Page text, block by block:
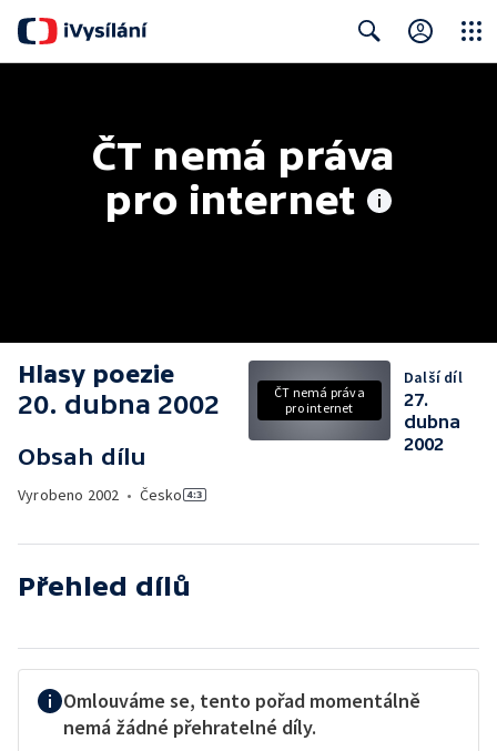
ČT nemá práva
pro internet
Hlasy poezie
20. dubna 2002
Obsah dílu
Vyrobeno 2002 • Česko
ČT nemá práva
pro internet
Další díl
27.
dubna
2002
Přehled dílů
Omlouváme se, tento pořad momentálně
nemá žádné přehratelné díly.